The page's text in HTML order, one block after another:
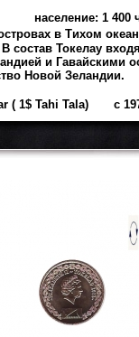
1 400
в Тихом
состав Токелау
и Гавайскими
Новой Зеландии.
( 1$ Tahi Tala) с